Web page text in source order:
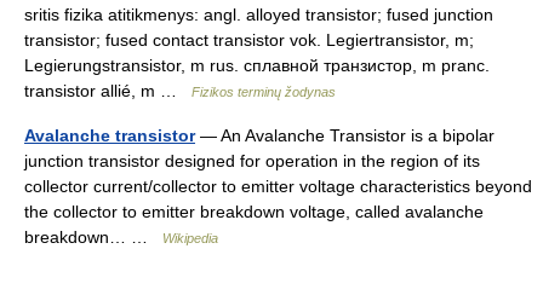
sritis fizika atitikmenys: angl. alloyed transistor; fused junction
transistor; fused contact transistor vok. Legiertransistor, m;
Legierungstransistor, m rus. сплавной транзистор, m pranc.
transistor allié, m …
Fizikos terminų žodynas
Avalanche transistor— An Avalanche Transistor is a bipolar
junction transistor designed for operation in the region of its
collector current/collector to emitter voltage characteristics beyond
the collector to emitter breakdown voltage, called avalanche
breakdown… …
Wikipedia